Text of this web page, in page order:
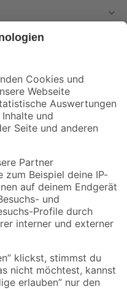
mehr verpassen!